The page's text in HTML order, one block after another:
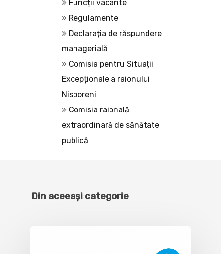
Funcții vacante
Regulamente
Declarația de răspundere
managerială
Comisia pentru Situații
Excepționale a raionului
Nisporeni
Comisia raională
extraordinară de sănătate
publică
Din aceeași categorie